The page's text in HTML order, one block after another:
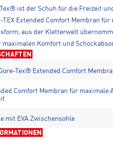
Tex® ist der Schuh für die Freizeit
TEX Extended Comfort Membran
aus der Kletterwelt
maximalen Komfort und
Tex® Extended Comfort
Comfort Membran für maximale
mit EVA Zwischensohle